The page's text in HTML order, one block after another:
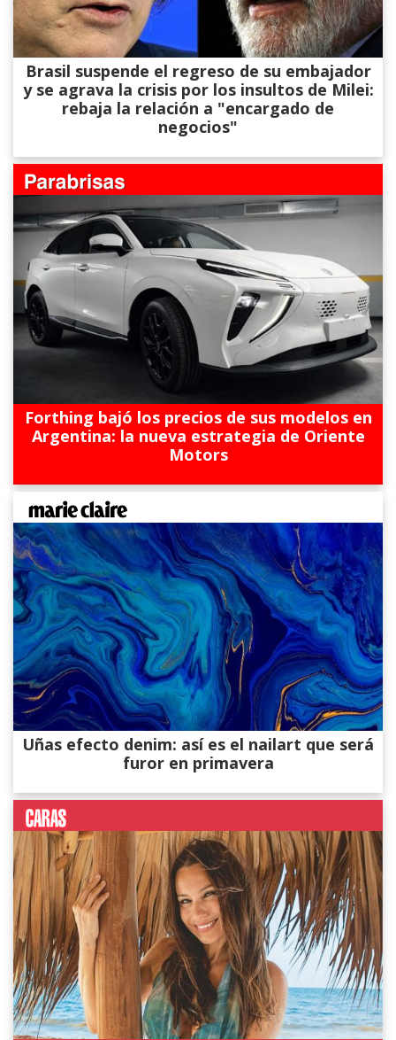
Brasil suspende el regreso de su embajador
y se agrava la crisis por los insultos de Milei:
rebaja la relación a "encargado de
negocios"
Forthing bajó los precios de sus modelos en
Argentina: la nueva estrategia de Oriente
Motors
Uñas efecto denim: así es el nailart que será
furor en primavera